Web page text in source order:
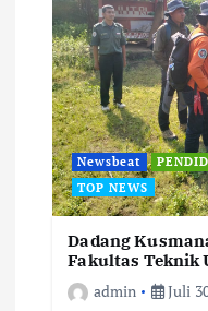
Newsbeat
TOP NEWS
Dadang
Fakultas Teknik
admin
Juli